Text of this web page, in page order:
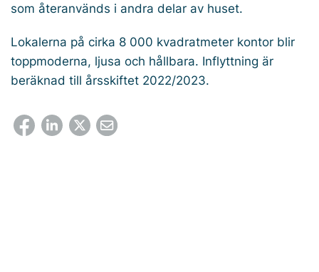
som återanvänds i andra delar av huset.
Lokalerna på cirka 8 000 kvadratmeter kontor blir
toppmoderna, ljusa och hållbara. Inflyttning är
beräknad till årsskiftet 2022/2023.